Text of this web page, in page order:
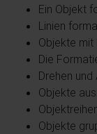
Ein Objekt
Linien
Objekte mit
Die
Drehen
Objekte
Objekte